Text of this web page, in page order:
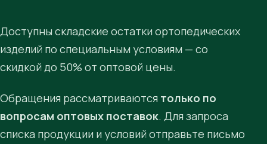
Доступны складские остатки ортопедических
изделий по специальным условиям — со
скидкой до 50% от оптовой цены.
Обращения рассматриваются только по
вопросам оптовых поставок. Для запроса
списка продукции и условий отправьте письмо